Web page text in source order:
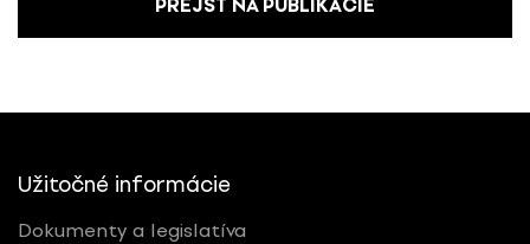
PREJSŤ NA PUBLIKÁCIE
Užitočné informácie
Dokumenty a legislatíva